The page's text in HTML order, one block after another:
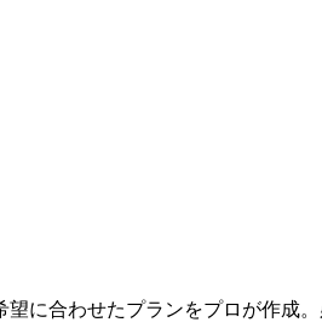
に合わせたプランをプロが作成